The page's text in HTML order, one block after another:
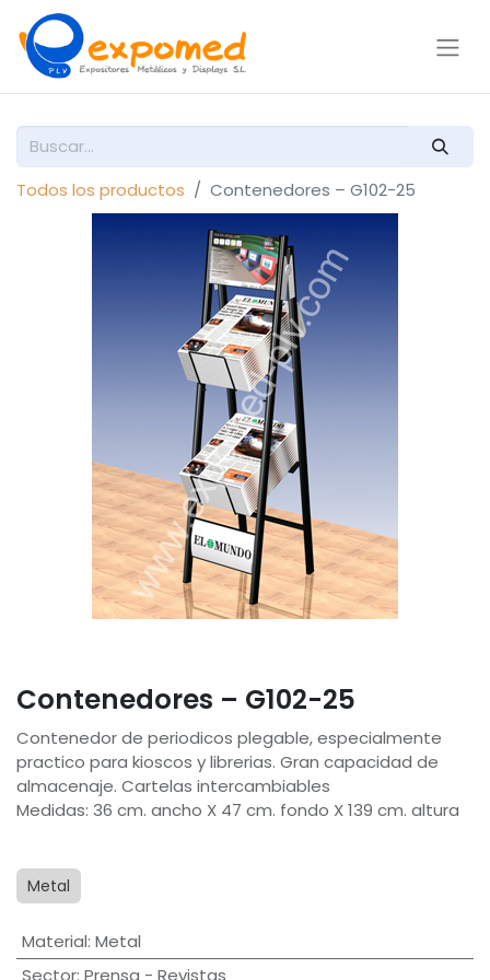
Todos los productos Contenedores – G102-25
Contenedores – G102-25
Contenedor de periodicos plegable, especialmente
practico para kioscos y librerias. Gran capacidad de
almacenaje. Cartelas intercambiables
Medidas: 36 cm. ancho X 47 cm. fondo X 139 cm. altura
Metal
Material: Metal